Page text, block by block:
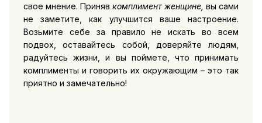
свое мнение. Приняв комплимент женщине, вы сами
не заметите, как улучшится ваше настроение.
Возьмите себе за правило не искать во всем
подвох, оставайтесь собой, доверяйте людям,
радуйтесь жизни, и вы поймете, что принимать
комплименты и говорить их окружающим – это так
приятно и замечательно!